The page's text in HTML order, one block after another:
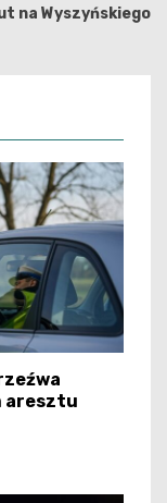
na Wyszyńskiego
aresztu